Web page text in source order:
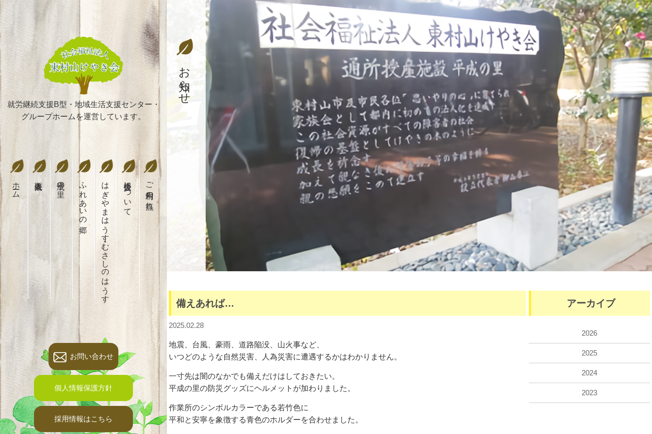
就労継続支援B型・地域生活支援センター・
グループホームを運営しています。
ご利用の流れ
後援会について
はぎやまはうす・むさしのはうす
ふれあいの郷
平成の里
ホーム
お問い合わせ
個人情報保護方針
採用情報はこちら
お知らせ
備えあれば…
2025.02.28
地震、台風、豪雨、道路陥没、山火事など、
いつどのような自然災害、人為災害に遭遇するかはわかりません。
一寸先は闇のなかでも備えだけはしておきたい。
平成の里の防災グッズにヘルメットが加わりました。
作業所のシンボルカラーである若竹色に
平和と安寧を象徴する青色のホルダーを合わせました。
アーカイブ
2026
2025
2024
2023